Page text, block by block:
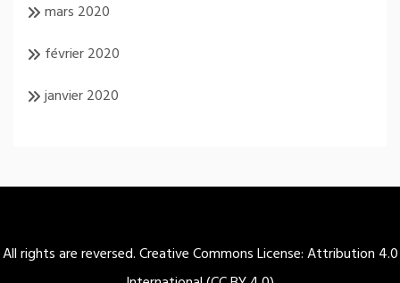
mars 2020
février 2020
janvier 2020
All rights are reversed. Creative Commons License: Attribution 4.0